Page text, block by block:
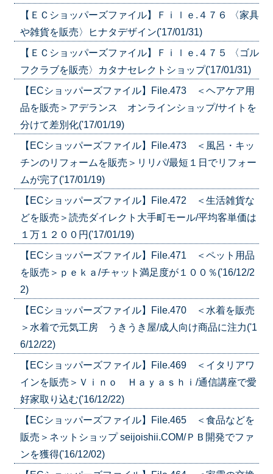
【ＥＣショッパーズファイル】Ｆｉｌｅ.４７６ 〈家具
や雑貨を販売〉ヒナタデザイン('17/01/31)
【ＥＣショッパーズファイル】Ｆｉｌｅ.４７５ 〈ゴル
フクラブを販売〉カタナセレクトショップ('17/01/31)
【ECショッパーズファイル】File.473 ＜ヘアケア用
品を販売＞アデランス オンラインショップ/サイトを
分けて差別化('17/01/19)
【ECショッパーズファイル】File.473 ＜風呂・キッ
チンのリフォームを販売＞リリパ/最短１日でリフォー
ムが完了('17/01/19)
【ECショッパーズファイル】File.472 ＜生活雑貨な
どを販売＞読売ダイレクト大手町モール/平均客単価は
１万１２００円('17/01/19)
【ECショッパーズファイル】File.471 ＜ペット用品
を販売＞ｐｅｋａ/チャット満足度が１００％('16/12/2
2)
【ECショッパーズファイル】File.470 ＜水着を販売
＞水着で元気工房 うきうき屋/成人向け商品に注力('1
6/12/22)
【ECショッパーズファイル】File.469 ＜イタリアワ
インを販売＞Ｖｉｎｏ Ｈａｙａｓｈｉ/通信講座で愛
好家取り込む('16/12/22)
【ECショッパーズファイル】File.465 ＜食品などを
販売＞ネットショップ seijoishii.COM/ＰＢ開発でファ
ンを獲得('16/12/02)